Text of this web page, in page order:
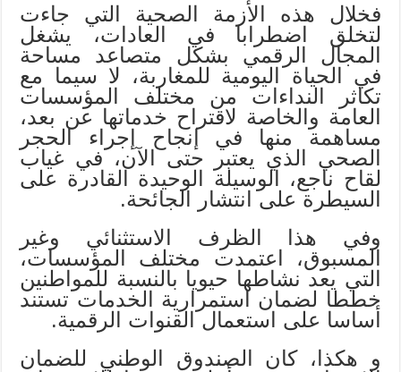
فخلال هذه الأزمة الصحية التي جاءت
لتخلق اضطرابا في العادات، يشغل
المجال الرقمي بشكل متصاعد مساحة
في الحياة اليومية للمغاربة، لا سيما مع
تكاثر النداءات من مختلف المؤسسات
العامة والخاصة لاقتراح خدماتها عن بعد،
مساهمة منها في إنجاح إجراء الحجر
الصحي الذي يعتبر حتى الآن، في غياب
لقاح ناجع، الوسيلة الوحيدة القادرة على
السيطرة على انتشار الجائحة.
وفي هذا الظرف الاستثنائي وغير
المسبوق، اعتمدت مختلف المؤسسات،
التي يعد نشاطها حيويا بالنسبة للمواطنين
خططا لضمان استمرارية الخدمات تستند
أساسا على استعمال القنوات الرقمية.
و هكذا، كان الصندوق الوطني للضمان